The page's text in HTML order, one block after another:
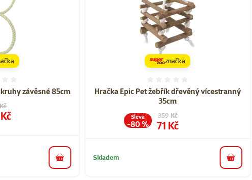
závěsné 85cm
cena
do košíku
Hračka Epic Pet žebřík dřevěný vícestranný
35cm
Původní cena
359 Kč
Cena
71 Kč
Sleva
-80 %
značka
Skladem do